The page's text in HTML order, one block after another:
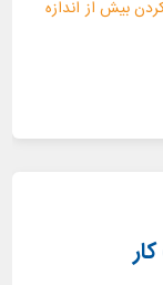
بیش از اندازه